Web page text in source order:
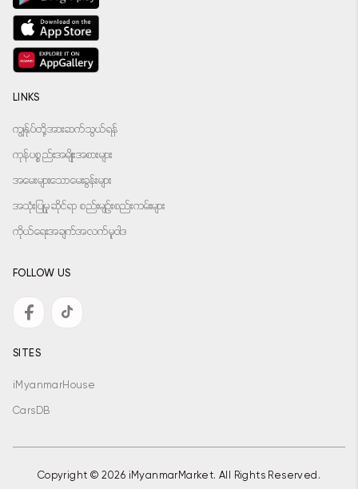
LINKS
ကျွန်ုပ်တို့အားဆက်သွယ်ရန်
ကုန်ပစ္စည်းအမျိုးအစားများ
အမေးများသောမေးခွန်းများ
အသုံးပြုမှုဆိုင်ရာ စည်းမျဉ်းစည်းကမ်းများ
ကိုယ်ရေးအချက်အလက်မူဝါဒ
FOLLOW US
SITES
iMyanmarHouse
CarsDB
Copyright © 2026 iMyanmarMarket. All Rights Reserved.